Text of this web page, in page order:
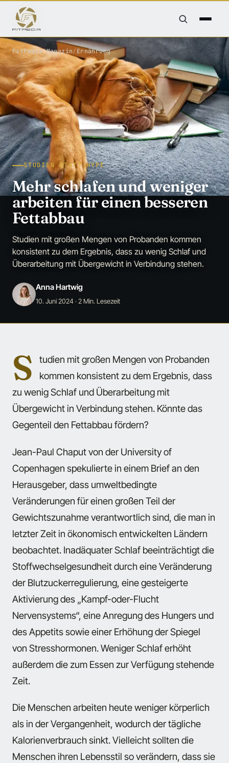
FitPedia/Magazin/ Ernährung
STUDIEN STATT HYPE
Mehr schlafen und weniger
arbeiten für einen besseren
Fettabbau
Studien mit großen Mengen von Probanden kommen
konsistent zu dem Ergebnis, dass zu wenig Schlaf und
Überarbeitung mit Übergewicht in Verbindung stehen.
Anna Hartwig
10. Juni 2024· 2 Min. Lesezeit
S
tudien mit großen Mengen von Probanden
kommen konsistent zu dem Ergebnis, dass
zu wenig Schlaf und Überarbeitung mit
Übergewicht in Verbindung stehen. Könnte das
Gegenteil den Fettabbau fördern?
Jean-Paul Chaput von der University of
Copenhagen spekulierte in einem Brief an den
Herausgeber, dass umweltbedingte
Veränderungen für einen großen Teil der
Gewichtszunahme verantwortlich sind, die man in
letzter Zeit in ökonomisch entwickelten Ländern
beobachtet. Inadäquater Schlaf beeinträchtigt die
Stoffwechselgesundheit durch eine Veränderung
der Blutzuckerregulierung, eine gesteigerte
Aktivierung des „Kampf-oder-Flucht
Nervensystems“, eine Anregung des Hungers und
des Appetits sowie einer Erhöhung der Spiegel
von Stresshormonen. Weniger Schlaf erhöht
außerdem die zum Essen zur Verfügung stehende
Zeit.
Die Menschen arbeiten heute weniger körperlich
als in der Vergangenheit, wodurch der tägliche
Kalorienverbrauch sinkt. Vielleicht sollten die
Menschen ihren Lebensstil so verändern, dass sie